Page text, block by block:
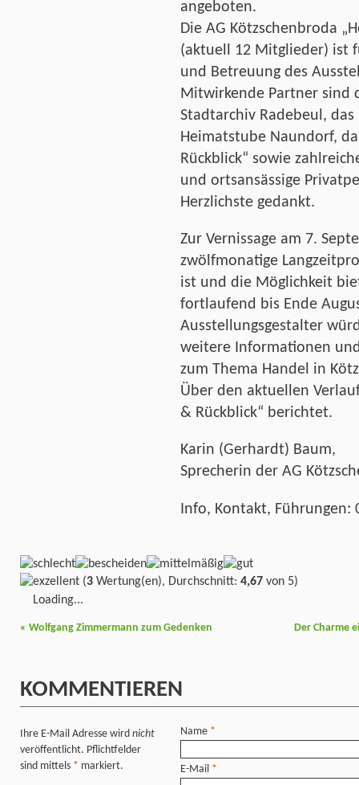
angeboten.
Die AG Kötzschenbroda
(aktuell 12 Mitglieder) ist
und Betreuung des
Mitwirkende Partner sind
Stadtarchiv Radebeul,
Heimatstube Naundorf,
Rückblick“ sowie
und ortsansässige
Herzlichste gedankt.
Zur Vernissage am 7.
zwölfmonatige
ist und die Möglichkeit
fortlaufend bis Ende
Ausstellungsgestalter
weitere Informationen
zum Thema Handel in
Über den aktuellen
& Rückblick“ berichtet.
Karin (Gerhardt) Baum,
Sprecherin der AG
Info, Kontakt, Führungen:
(3 Wertung(en), Durchschnitt: 4,67 von 5)
Loading...
« Wolfgang Zimmermann zum Gedenken Der Charme
KOMMENTIEREN
Ihre E-Mail Adresse wird nicht
veröffentlicht. Pflichtfelder
sind mittels * markiert.
Name *
E-Mail *